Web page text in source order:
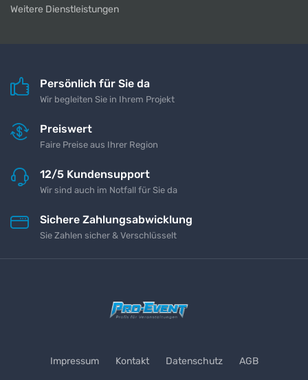
Weitere Dienstleistungen
Persönlich für Sie da
Wir begleiten Sie in Ihrem Projekt
Preiswert
Faire Preise aus Ihrer Region
12/5 Kundensupport
Wir sind auch im Notfall für Sie da
Sichere Zahlungsabwicklung
Sie Zahlen sicher & Verschlüsselt
Impressum Kontakt Datenschutz AGB